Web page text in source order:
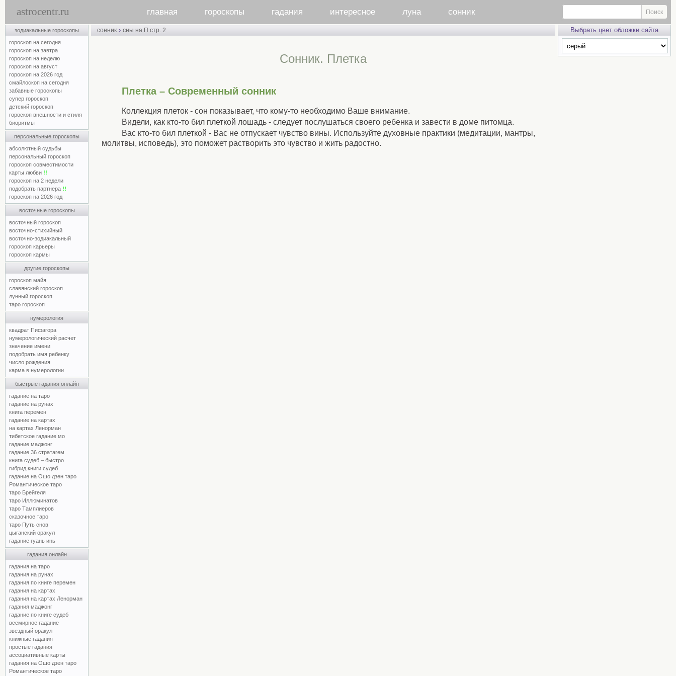
astrocentr.ru главная гороскопы гадания интересное луна сонник
зодиакальные гороскопы
гороскоп на сегодня
гороскоп на завтра
гороскоп на неделю
гороскоп на август
гороскоп на 2026 год
смайлоскоп на сегодня
забавные гороскопы
супер гороскоп
детский гороскоп
гороскоп внешности и стиля
биоритмы
персональные гороскопы
абсолютный судьбы
персональный гороскоп
гороскоп совместимости
карты любви !!
гороскоп на 2 недели
подобрать партнера !!
гороскоп на 2026 год
восточные гороскопы
восточный гороскоп
восточно-стихийный
восточно-зодиакальный
гороскоп карьеры
гороскоп кармы
другие гороскопы
гороскоп майя
славянский гороскоп
лунный гороскоп
таро гороскоп
нумерология
квадрат Пифагора
нумерологический расчет
значение имени
подобрать имя ребенку
число рождения
карма в нумерологии
быстрые гадания онлайн
гадание на таро
гадание на рунах
книга перемен
гадание на картах
на картах Ленорман
тибетское гадание мо
гадание маджонг
гадание 36 стратагем
книга судеб – быстро
гибрид книги судеб
гадание на Ошо дзен таро
Романтическое таро
таро Брейгеля
таро Иллюминатов
таро Тамплиеров
сказочное таро
таро Путь снов
цыганский оракул
гадание гуань инь
гадания онлайн
гадания на таро
гадания на рунах
гадания по книге перемен
гадания на картах
гадания на картах Ленорман
гадания маджонг
гадание по книге судеб
всемирное гадание
звездный оракул
книжные гадания
простые гадания
ассоциативные карты
гадания на Ошо дзен таро
Романтическое таро
сонник › сны на П стр. 2
Cонник. Плетка
Плетка – Современный сонник
Коллекция плеток - сон показывает, что кому-то необходимо Ваше внимание.
Видели, как кто-то бил плеткой лошадь - следует послушаться своего ребенка и завести в доме питомца.
Вас кто-то бил плеткой - Вас не отпускает чувство вины. Используйте духовные практики (медитации, мантры,
молитвы, исповедь), это поможет растворить это чувство и жить радостно.
Выбрать цвет обложки сайта